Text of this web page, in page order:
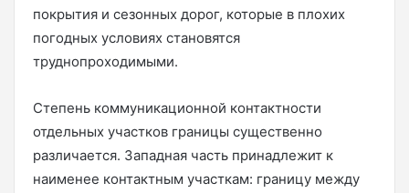
покрытия и сезонных дорог, которые в плохих
погодных условиях становятся
труднопроходимыми.
Степень коммуникационной контактности
отдельных участков границы существенно
различается. Западная часть принадлежит к
наименее контактным участкам: границу между